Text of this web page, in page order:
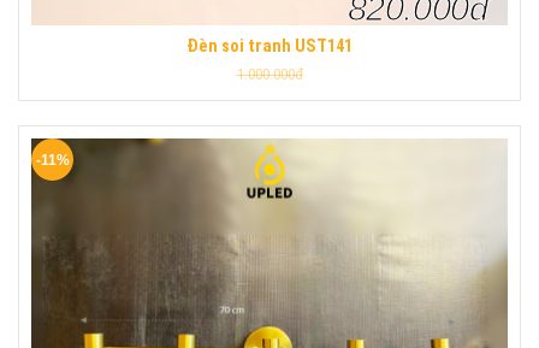
Đèn soi tranh UST141
820.000đ
1.000.000đ
-11%